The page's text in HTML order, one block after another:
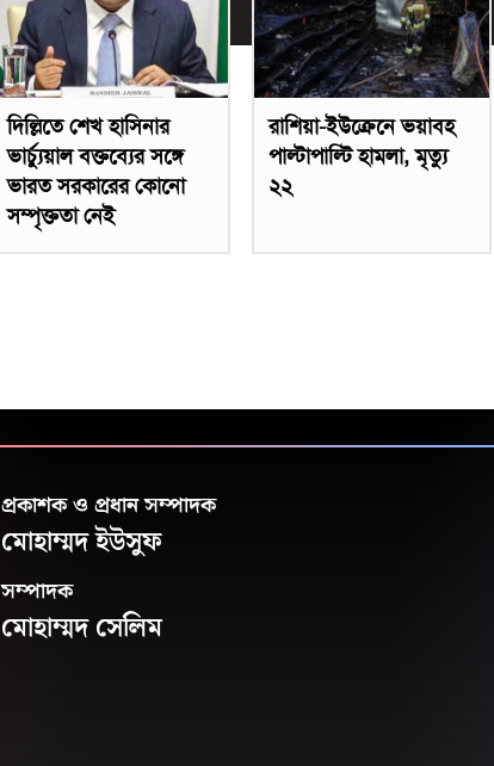
দিল্লিতে শেখ হাসিনার
ভার্চ্যুয়াল বক্তব্যের সঙ্গে
ভারত সরকারের কোনো
সম্পৃক্ততা নেই
রাশিয়া-ইউক্রেনে ভয়াবহ
পাল্টাপাল্টি হামলা, মৃত্যু
২২
প্রকাশক ও প্রধান সম্পাদক
মোহাম্মদ ইউসুফ
সম্পাদক
মোহাম্মদ সেলিম